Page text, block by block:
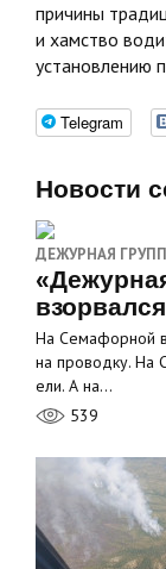
причины
и хамство
установлению
Telegram
Новости
ДЕЖУРНАЯ
На Семафорной
на проводку. На
ели. А на…
539